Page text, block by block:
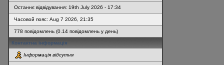
Останнє відвідування: 19th July 2026 - 17:34
Часовой пояс: Aug 7 2026, 21:35
778 повідомлень (0.14 повідомлень у день)
Контактна інформація
Інформація відсутня